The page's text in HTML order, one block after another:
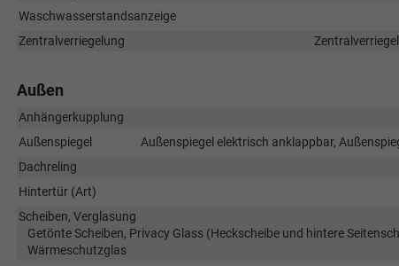
Waschwasserstandsanzeige
Zentralverriegelung
Außen
Anhängerkupplung
Außenspiegel
Außenspiegel elektrisch anklappbar,
Dachreling
Hintertür (Art)
Scheiben, Verglasung
Getönte Scheiben, Privacy Glass (Heckscheibe und hintere
Wärmeschutzglas